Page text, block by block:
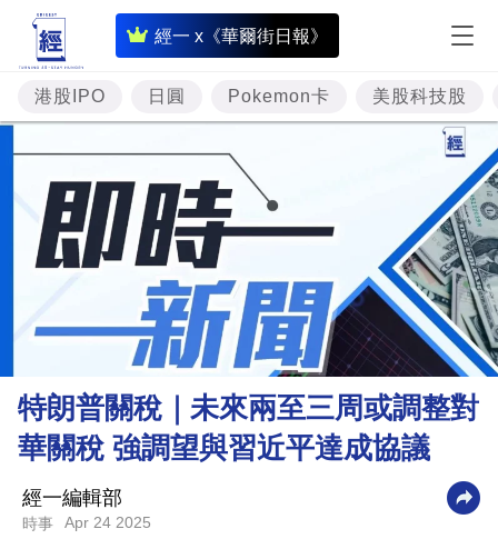
經一 x《華爾街日報》
即
時
財
經
專
題
投
資
樓
市
財
商
科
港股IPO 日圓 Pokemon卡 美股科技股
特朗普關稅｜未來兩至三周或調整對
華關稅 強調望與習近平達成協議
經一編輯部
時事 Apr 24 2025